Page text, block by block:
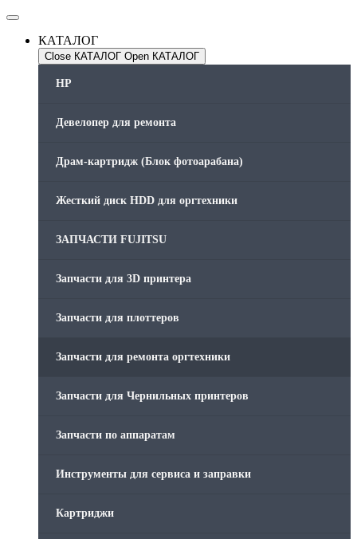
КАТАЛОГ
Close КАТАЛОГ Open КАТАЛОГ
HP
Девелопер для ремонта
Драм-картридж (Блок фотоарабана)
Жесткий диск HDD для оргтехники
ЗАПЧАСТИ FUJITSU
Запчасти для 3D принтера
Запчасти для плоттеров
Запчасти для ремонта оргтехники
Запчасти для Чернильных принтеров
Запчасти по аппаратам
Инструменты для сервиса и заправки
Картриджи